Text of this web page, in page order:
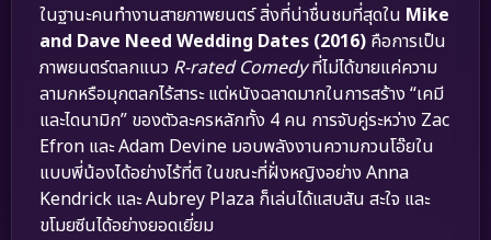
ในฐานะคนทำงานสายภาพยนตร์ สิ่งที่น่าชื่นชมที่สุดใน Mike
and Dave Need Wedding Dates (2016) คือการเป็น
ภาพยนตร์ตลกแนว R-rated Comedyที่ไม่ได้ขายแค่ความ
ลามกหรือมุกตลกไร้สาระ แต่หนังฉลาดมากในการสร้าง “เคมี
และไดนามิก” ของตัวละครหลักทั้ง 4 คน การจับคู่ระหว่าง Zac
Efron และ Adam Devine มอบพลังงานความกวนโอ๊ยใน
แบบพี่น้องได้อย่างไร้ที่ติ ในขณะที่ฝั่งหญิงอย่าง Anna
Kendrick และ Aubrey Plaza ก็เล่นได้แสบสัน สะใจ และ
ขโมยซีนได้อย่างยอดเยี่ยม